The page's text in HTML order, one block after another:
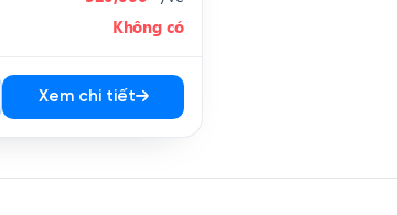
Không có
Xem chi tiết